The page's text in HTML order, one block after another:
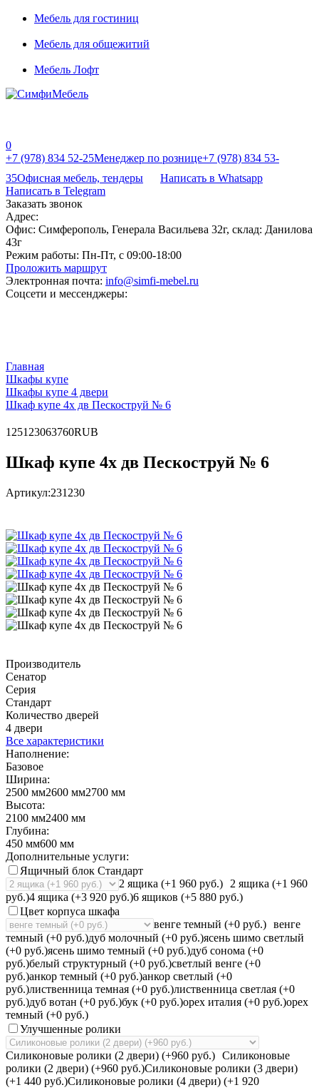
Мебель для гостиниц
Мебель для общежитий
Мебель Лофт
0
+7 (978) 834 52-25Менеджер по рознице+7 (978) 834 53-
35Офисная мебель, тендеры
Написать в Whatsapp
Написать в Telegram
Заказать звонок
Адрес:
Офис: Симферополь, Генерала Васильева 32г, склад: Данилова
43г
Режим работы: Пн-Пт, с 09:00-18:00
Проложить маршрут
Электронная почта: info@simfi-mebel.ru
Соцсети и мессенджеры:
Главная
Шкафы купе
Шкафы купе 4 двери
Шкаф купе 4х дв Пескоструй № 6
125123063760RUB
Шкаф купе 4х дв Пескоструй № 6
Артикул:231230
Производитель
Сенатор
Серия
Стандарт
Количество дверей
4 двери
Все характеристики
Наполнение:
Базовое
Ширина:
2500 мм2600 мм2700 мм
Высота:
2100 мм2400 мм
Глубина:
450 мм600 мм
Дополнительные услуги:
Ящичный блок Стандарт
2 ящика (+1 960 руб.)
2 ящика (+1 960
руб.)4 ящика (+3 920 руб.)6 ящиков (+5 880 руб.)
Цвет корпуса шкафа
венге темный (+0 руб.) венге
темный (+0 руб.)дуб молочный (+0 руб.)ясень шимо светлый
(+0 руб.)ясень шимо темный (+0 руб.)дуб сонома (+0
руб.)белый структурный (+0 руб.)светлый венге (+0
руб.)анкор темный (+0 руб.)анкор светлый (+0
руб.)лиственница темная (+0 руб.)лиственница светлая (+0
руб.)дуб вотан (+0 руб.)бук (+0 руб.)орех италия (+0 руб.)орех
темный (+0 руб.)
Улучшенные ролики
Силиконовые ролики (2 двери) (+960 руб.) Силиконовые
ролики (2 двери) (+960 руб.)Силиконовые ролики (3 двери)
(+1 440 руб.)Силиконовые ролики (4 двери) (+1 920